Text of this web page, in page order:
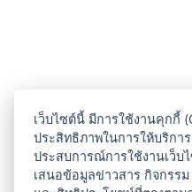
เว็บไซต์นี้ มีการใช้งานคุกกี้
ประสิทธิภาพในการให้บริกา
ประสบการณ์การใช้งานเว็บ
เสนอข้อมูลข่าวสาร กิจกรร